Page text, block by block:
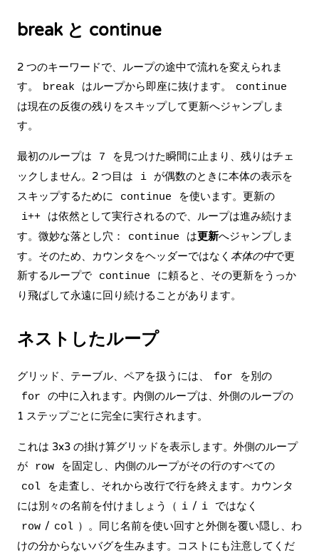
break と continue
2 つのキーワードで、ループの途中で流れを変えられま
す。
break はループから即座に抜けます。 continue
は現在の反復の残りをスキップして更新へジャンプしま
す。
最初のループは 7
を見つけた瞬間に止まり、残りはチェ
ックしません。2 つ目は
i
が偶数のときに本体の表示を
スキップするために
continue を使います。更新の
i++
は依然として実行されるので、ループは進み続けま
す。微妙な落とし穴：
continue は更新へジャンプしま
す。そのため、カウンタをヘッダーではなく 本体の中で更
新するループで
continue
に頼ると、その更新をうっか
り飛ばして永遠に回り続けることがあります。
ネストしたループ
グリッド、テーブル、ペアを扱うには、 for を別の
for
の中に入れます。内側のループは、外側のループの
1 ステップごとに完全に実行されます。
これは 3x3 の掛け算グリッドを表示します。外側のループ
が
row を固定し、内側のループがその行のすべての
col
を走査し、それから改行で行を終えます。カウンタ
には別々の名前を付けましょう（ i / i ではなく
row / col ）。同じ名前を使い回すと外側を覆い隠し、わ
けの分からないバグを生みます。コストにも注意してくだ